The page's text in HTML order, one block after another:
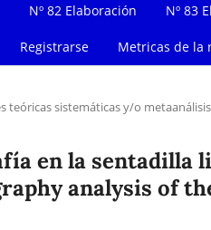
Nº 82 Elaboración Nº 83
Registrarse Metricas de la
teóricas sistemáticas y/o metaanálisis
en la sentadilla
analysis of